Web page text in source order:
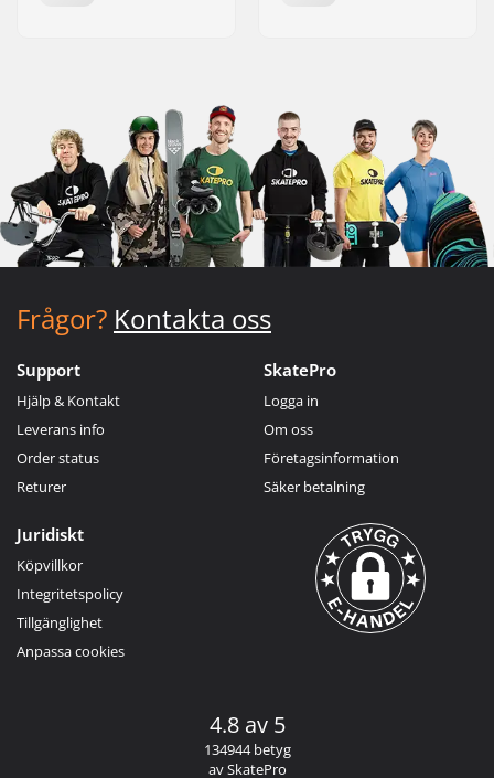
Frågor? Kontakta oss
Support
Hjälp & Kontakt
Leverans info
Order status
Returer
SkatePro
Logga in
Om oss
Företagsinformation
Säker betalning
Juridiskt
Köpvillkor
Integritetspolicy
Tillgänglighet
Anpassa cookies
4.8 av 5
134944 betyg
av SkatePro